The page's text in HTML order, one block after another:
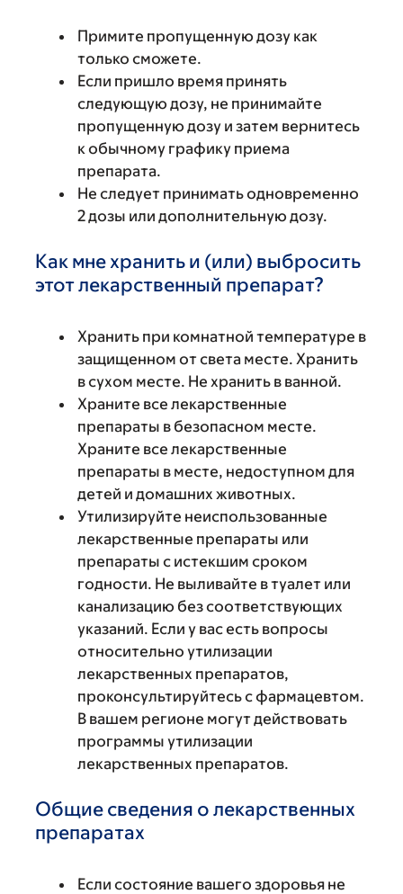
Примите пропущенную дозу как
только сможете.
Если пришло время принять
следующую дозу, не принимайте
пропущенную дозу и затем вернитесь
к обычному графику приема
препарата.
Не следует принимать одновременно
2 дозы или дополнительную дозу.
Как мне хранить и (или) выбросить
этот лекарственный препарат?
Хранить при комнатной температуре в
защищенном от света месте. Хранить
в сухом месте. Не хранить в ванной.
Храните все лекарственные
препараты в безопасном месте.
Храните все лекарственные
препараты в месте, недоступном для
детей и домашних животных.
Утилизируйте неиспользованные
лекарственные препараты или
препараты с истекшим сроком
годности. Не выливайте в туалет или
канализацию без соответствующих
указаний. Если у вас есть вопросы
относительно утилизации
лекарственных препаратов,
проконсультируйтесь с фармацевтом.
В вашем регионе могут действовать
программы утилизации
лекарственных препаратов.
Общие сведения о лекарственных
препаратах
Если состояние вашего здоровья не